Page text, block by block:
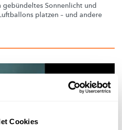
Cookies
gebündeltes Sonnenlicht und
platzen – und andere